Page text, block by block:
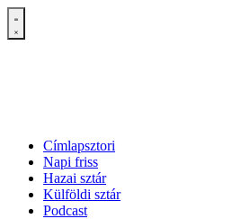
Címlapsztori
Napi friss
Hazai sztár
Külföldi sztár
Podcast